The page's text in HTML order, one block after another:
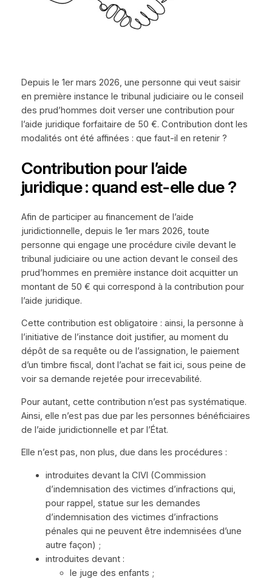
Depuis le 1er mars 2026, une personne qui veut saisir
en première instance le tribunal judiciaire ou le conseil
des prud’hommes doit verser une contribution pour
l’aide juridique forfaitaire de 50 €. Contribution dont les
modalités ont été affinées : que faut-il en retenir ?
Contribution pour l’aide
juridique : quand est-elle due ?
Afin de participer au financement de l’aide
juridictionnelle, depuis le 1er mars 2026, toute
personne qui engage une procédure civile devant le
tribunal judiciaire ou une action devant le conseil des
prud’hommes en première instance doit acquitter un
montant de 50 € qui correspond à la contribution pour
l’aide juridique.
Cette contribution est obligatoire : ainsi, la personne à
l’initiative de l’instance doit justifier, au moment du
dépôt de sa requête ou de l’assignation, le paiement
d’un timbre fiscal, dont l’achat se fait ici, sous peine de
voir sa demande rejetée pour irrecevabilité.
Pour autant, cette contribution n’est pas systématique.
Ainsi, elle n’est pas due par les personnes bénéficiaires
de l’aide juridictionnelle et par l’État.
Elle n’est pas, non plus, due dans les procédures :
introduites devant la CIVI (Commission
d’indemnisation des victimes d’infractions qui,
pour rappel, statue sur les demandes
d’indemnisation des victimes d’infractions
pénales qui ne peuvent être indemnisées d’une
autre façon) ;
introduites devant :
le juge des enfants ;